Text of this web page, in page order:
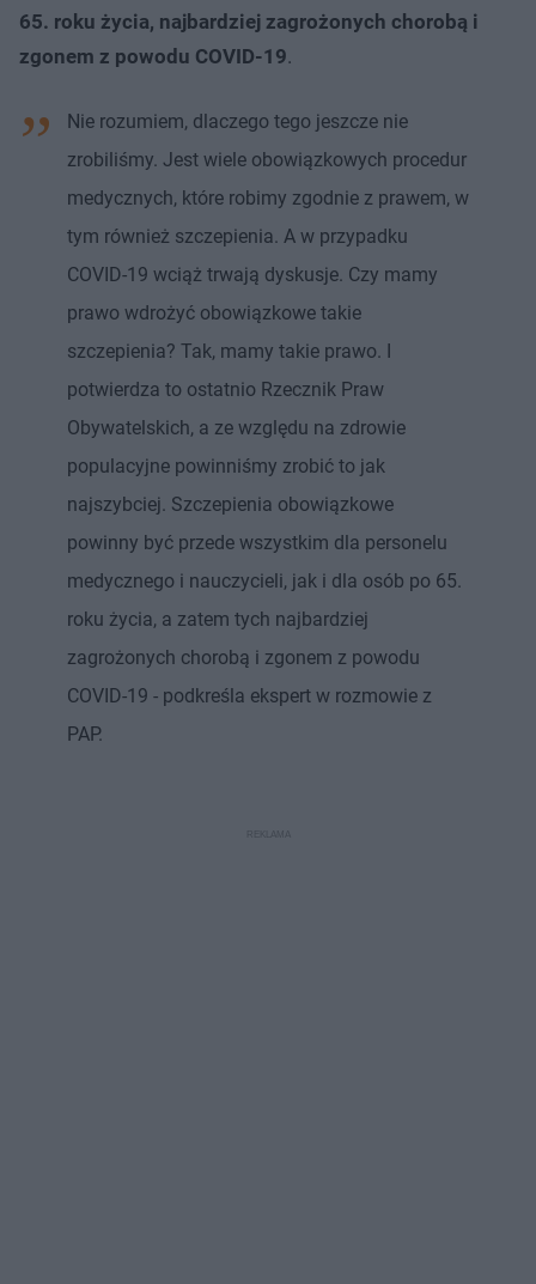
65. roku życia, najbardziej zagrożonych chorobą i
zgonem z powodu COVID-19.
Nie rozumiem, dlaczego tego jeszcze nie
zrobiliśmy. Jest wiele obowiązkowych procedur
medycznych, które robimy zgodnie z prawem, w
tym również szczepienia. A w przypadku
COVID-19 wciąż trwają dyskusje. Czy mamy
prawo wdrożyć obowiązkowe takie
szczepienia? Tak, mamy takie prawo. I
potwierdza to ostatnio Rzecznik Praw
Obywatelskich, a ze względu na zdrowie
populacyjne powinniśmy zrobić to jak
najszybciej. Szczepienia obowiązkowe
powinny być przede wszystkim dla personelu
medycznego i nauczycieli, jak i dla osób po 65.
roku życia, a zatem tych najbardziej
zagrożonych chorobą i zgonem z powodu
COVID-19 - podkreśla ekspert w rozmowie z
PAP.